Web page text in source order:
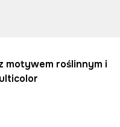
motywem roślinnym i